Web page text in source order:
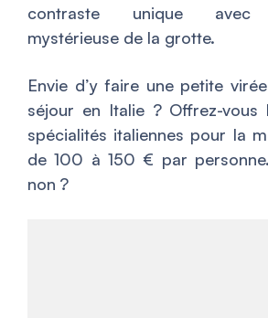
contraste unique avec
mystérieuse de la grotte.
Envie d’y faire une petite
séjour en Italie ? Offrez-vous
spécialités italiennes pour la
de 100 à 150 € par
non ?